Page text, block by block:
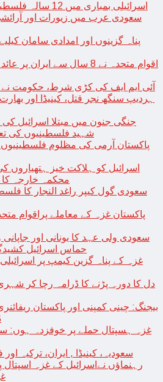
اسرائیلی بمباری میں 12 سالہ فلسطینی یوٹیوبر بھی شہید
سعودی عرب میں زیورات اور
پناہ گزینوں اور امدادی سامان
اقوام متحدہ نے 8 سال سے
آئی ایم ایف کی کڑی شرط، حکومت نے
ہردیپ سنگھ نجر قتل، کینیڈا اور
جنگی جنون میں مبتلا اسرائیل
شہید فلسطینیوں کی تعداد 3700سے
پاکستان آرمی کی مظلوم فلسطینیوں
اسرائیل کو ہلاکت خیز ہتھیاروں
محکمہ خارجہ
سعودی گول کیپر راغد النجار کا
پاکستان غزہ کے معاملے پراقوام
سعودی ولی عہد کا یونانی اور
حماس اسرائیل
دل کا دورہ پڑنے کا ڈرامہ رچا کر
بیجنگ: چینی کمپنی اور پاکستان
غزہ ہسپتال حملے پر خوفزدہ ہوں:
سعودیہ، کینیڈا , ایران، ترکیہ
رہنماؤں نےاسرائیل کے غزہ اسپتال